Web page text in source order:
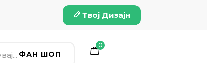
Твој Дизајн
ФАН ШОП
0